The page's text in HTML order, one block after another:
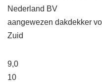
Nederland BV
aangewezen dakdekker
Zuid
9,0
10